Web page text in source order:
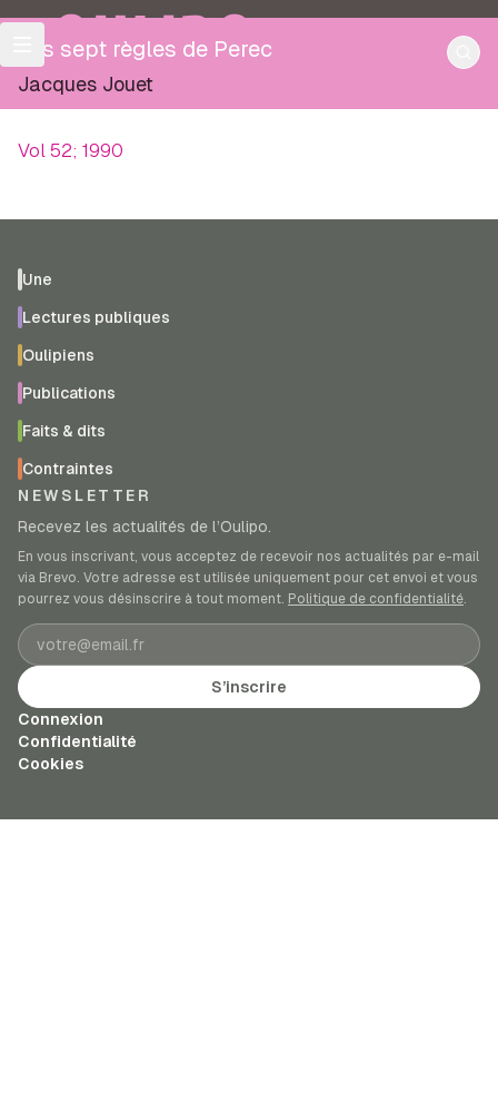
OULIPO
Les sept règles de Perec
Jacques Jouet
Vol 52; 1990
Une
Lectures publiques
Oulipiens
Publications
Faits & dits
Contraintes
NEWSLETTER
Recevez les actualités de l’Oulipo.
En vous inscrivant, vous acceptez de recevoir nos actualités par e-mail
via Brevo. Votre adresse est utilisée uniquement pour cet envoi et vous
pourrez vous désinscrire à tout moment. Politique de confidentialité.
Adresse e-mail
S’inscrire
Connexion
Confidentialité
Cookies